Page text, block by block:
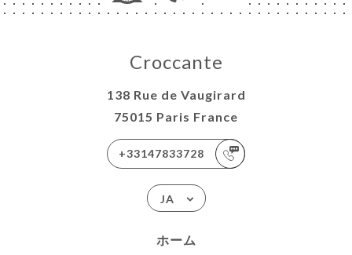
Croccante
138 Rue de Vaugirard
75015 Paris France
+33147833728
JA
ホーム